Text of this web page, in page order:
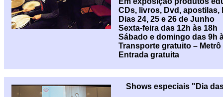
CDs, livros, Dvd, apostilas,
Dias 24, 25 e 26 de Junho
Sexta-feira das 12h às 18h
Sábado e domingo das 9h
Transporte gratuito –
Entrada gratuita
Shows especiais "Dia